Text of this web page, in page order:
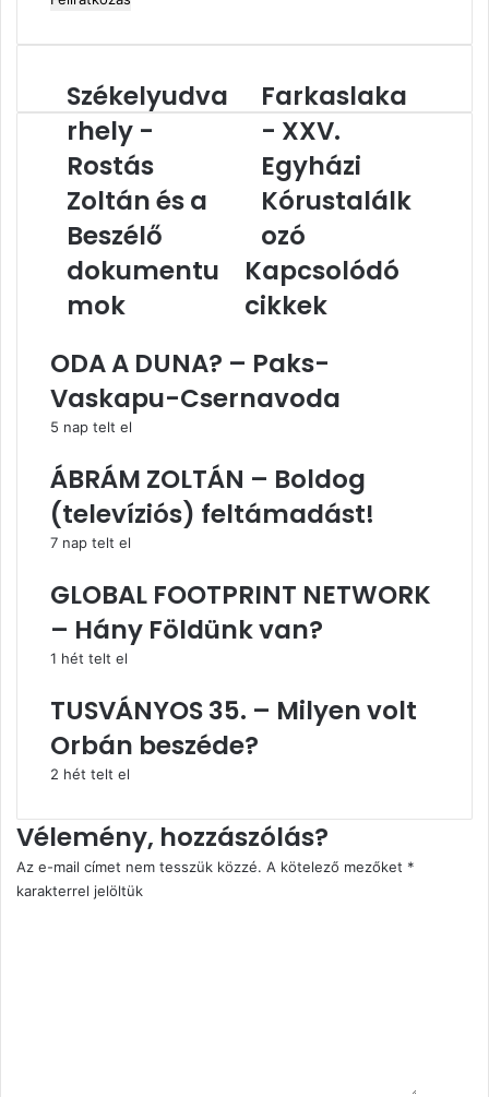
Székelyudvarhely
-
Rostás
Zoltán
és
a
Beszélő
dokumentumok
Székelyudva
rhely -
Rostás
Zoltán és a
Beszélő
dokumentu
mok
Farkaslaka
-
XXV.
Egyházi
Kórustalálkozó
Farkaslaka
- XXV.
Egyházi
Kórustalálk
ozó
Kapcsolódó
cikkek
ODA A DUNA? – Paks-
Vaskapu-Csernavoda
5 nap telt el
ÁBRÁM ZOLTÁN – Boldog
(televíziós) feltámadást!
7 nap telt el
GLOBAL FOOTPRINT NETWORK
– Hány Földünk van?
1 hét telt el
TUSVÁNYOS 35. – Milyen volt
Orbán beszéde?
2 hét telt el
Vélemény, hozzászólás?
Az e-mail címet nem tesszük közzé. A kötelező mezőket *
karakterrel jelöltük